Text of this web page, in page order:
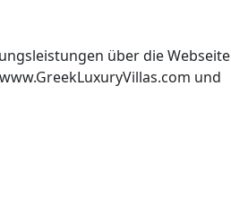
über die Webseite
und